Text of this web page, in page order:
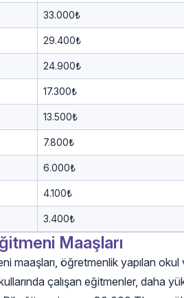
33.000₺
29.400₺
24.900₺
17.300₺
13.500₺
7.800₺
6.000₺
4.100₺
3.400₺
Maaşları
maaşları, öğretmenlik yapılan
çalışan eğitmenler, daha